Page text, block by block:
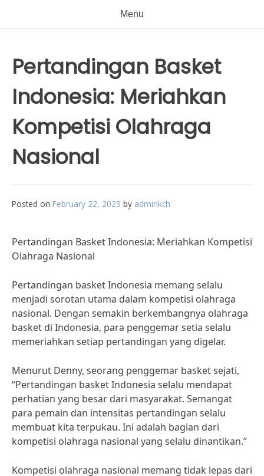
Menu
Pertandingan Basket
Indonesia: Meriahkan
Kompetisi Olahraga
Nasional
Posted on February 22, 2025 by adminkch
Pertandingan Basket Indonesia: Meriahkan Kompetisi
Olahraga Nasional
Pertandingan basket Indonesia memang selalu
menjadi sorotan utama dalam kompetisi olahraga
nasional. Dengan semakin berkembangnya olahraga
basket di Indonesia, para penggemar setia selalu
memeriahkan setiap pertandingan yang digelar.
Menurut Denny, seorang penggemar basket sejati,
“Pertandingan basket Indonesia selalu mendapat
perhatian yang besar dari masyarakat. Semangat
para pemain dan intensitas pertandingan selalu
membuat kita terpukau. Ini adalah bagian dari
kompetisi olahraga nasional yang selalu dinantikan.”
Kompetisi olahraga nasional memang tidak lepas dari